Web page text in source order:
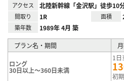
アクセス 北陸新幹線「金沢駅」徒歩10
間取り 1R 面積
築年数 1989年 4月 築
プラン名・期間
ロング
30日以上～360日未満
1日
初